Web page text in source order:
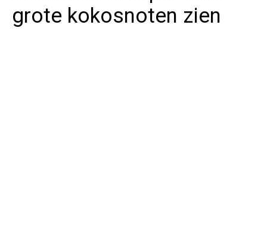
grote kokosnoten zien